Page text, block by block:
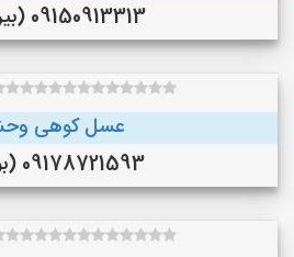
09150913313 (بیرجند )
عسل کوهی
09178721593 (بوشهر)